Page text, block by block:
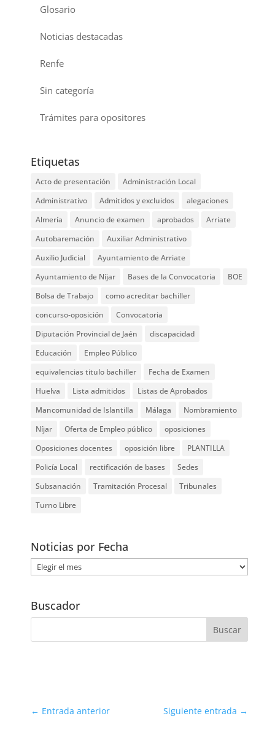
Glosario
Noticias destacadas
Renfe
Sin categoría
Trámites para opositores
Etiquetas
Acto de presentación
Administración Local
Administrativo
Admitidos y excluidos
alegaciones
Almería
Anuncio de examen aprobados
Arriate
Autobaremación
Auxiliar Administrativo
Auxilio Judicial
Ayuntamiento de Arriate
Ayuntamiento de Níjar
Bases de la Convocatoria
BOE
Bolsa de Trabajo
como acreditar bachiller
concurso-oposición
Convocatoria
Diputación Provincial de Jaén
discapacidad
Educación
Empleo Público
equivalencias titulo bachiller
Fecha de Examen
Huelva
Lista admitidos
Listas de Aprobados
Mancomunidad de Islantilla
Málaga
Nombramiento
Níjar
Oferta de Empleo público
oposiciones
Oposiciones docentes
oposición libre
PLANTILLA
Policía Local
rectificación de bases
Sedes
Subsanación
Tramitación Procesal
Tribunales
Turno Libre
Noticias por Fecha
Noticias
por
Buscador
← Entrada anterior Siguiente entrada →